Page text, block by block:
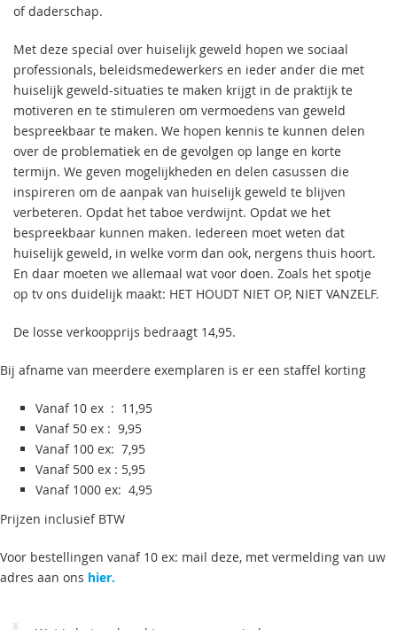
of daderschap.
Met deze special over huiselijk geweld hopen we sociaal
professionals, beleidsmedewerkers en ieder ander die met
huiselijk geweld-situaties te maken krijgt in de praktijk te
motiveren en te stimuleren om vermoedens van geweld
bespreekbaar te maken. We hopen kennis te kunnen delen
over de problematiek en de gevolgen op lange en korte
termijn. We geven mogelijkheden en delen casussen die
inspireren om de aanpak van huiselijk geweld te blijven
verbeteren. Opdat het taboe verdwijnt. Opdat we het
bespreekbaar kunnen maken. Iedereen moet weten dat
huiselijk geweld, in welke vorm dan ook, nergens thuis hoort.
En daar moeten we allemaal wat voor doen. Zoals het spotje
op tv ons duidelijk maakt: HET HOUDT NIET OP, NIET VANZELF.
De losse verkoopprijs bedraagt 14,95.
Bij afname van meerdere exemplaren is er een staffel korting
Vanaf 10 ex : 11,95
Vanaf 50 ex : 9,95
Vanaf 100 ex: 7,95
Vanaf 500 ex : 5,95
Vanaf 1000 ex: 4,95
Prijzen inclusief BTW
Voor bestellingen vanaf 10 ex: mail deze, met vermelding van uw
adres aan ons hier.